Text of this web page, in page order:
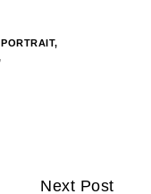
PORTRAIT,
Next Post